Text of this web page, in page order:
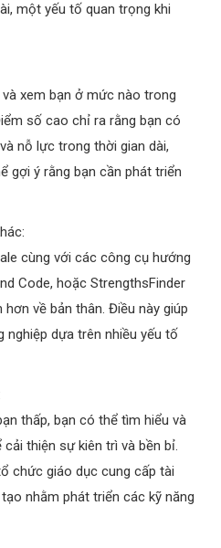
một yếu tố quan trọng khi
xem bạn ở mức nào trong
số cao chỉ ra rằng bạn có
nỗ lực trong thời gian dài,
gợi ý rằng bạn cần phát triển
cùng với các công cụ hướng
Code, hoặc StrengthsFinder
về bản thân. Điều này giúp
dựa trên nhiều yếu tố
thấp, bạn có thể tìm hiểu và
thiện sự kiên trì và bền bỉ.
chức giáo dục cung cấp tài
nhằm phát triển các kỹ năng